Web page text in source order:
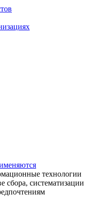
технологии
сбора, систематизации